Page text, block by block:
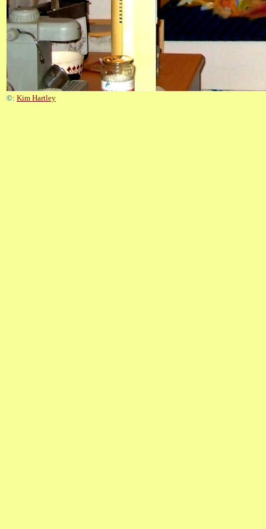
©: Kim Hartley